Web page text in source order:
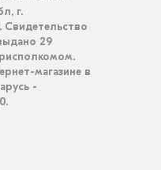
г.
Свидетельство
29
магазине в
-